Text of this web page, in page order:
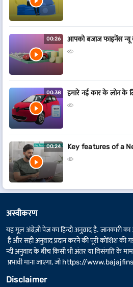
00:26 आपको बजाज फाइनेंस न्यू
00:38 हमारे नई कार के लोन के
00:24 Key features of a
अस्वीकरण
यह मूल अंग्रेज़ी पेज का हिन्दी अनुवाद है. जानकारी
है और सही अनुवाद प्रदान करने की पूरी कोशिश की
न्दी अनुवाद के बीच किसी भी अंतर या विसंगति के
प्रभावी माना जाएगा, जोhttps://
Disclaimer